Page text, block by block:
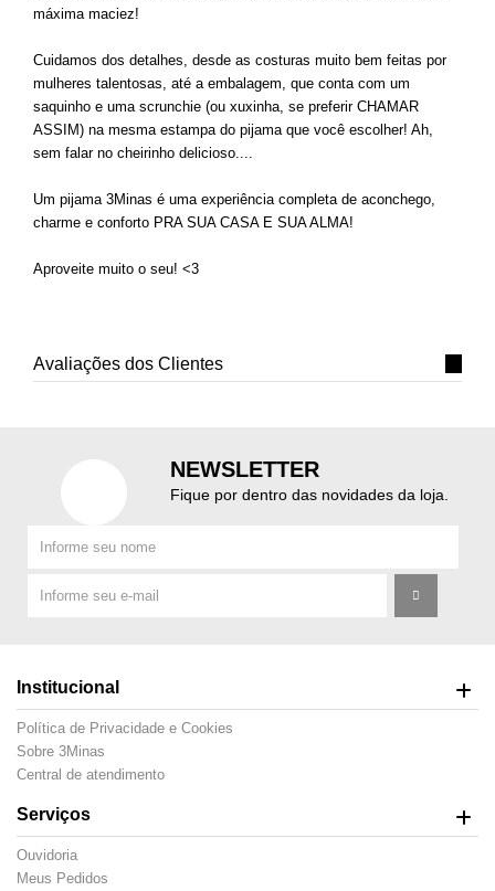
máxima maciez!
Cuidamos dos detalhes, desde as costuras muito bem feitas por
mulheres talentosas, até a embalagem, que conta com um
saquinho e uma scrunchie (ou xuxinha, se preferir CHAMAR
ASSIM) na mesma estampa do pijama que você escolher! Ah,
sem falar no cheirinho delicioso....
Um pijama 3Minas é uma experiência completa de aconchego,
charme e conforto PRA SUA CASA E SUA ALMA!
Aproveite muito o seu! <3
Avaliações dos Clientes
NEWSLETTER
Fique por dentro das novidades da loja.
Institucional
Política de Privacidade e Cookies
Sobre 3Minas
Central de atendimento
Serviços
Ouvidoria
Meus Pedidos